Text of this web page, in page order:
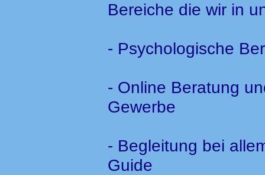
Bereiche die wir in
- Psychologische
- Online Beratung
Gewerbe
- Begleitung bei
Guide